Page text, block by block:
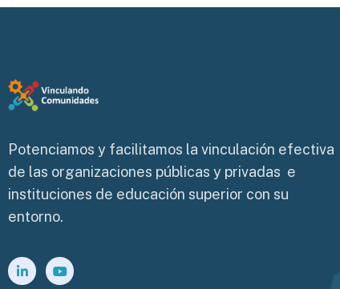
Potenciamos y facilitamos la vinculación efectiva
de las organizaciones públicas y privadas e
instituciones de educación superior con su
entorno.